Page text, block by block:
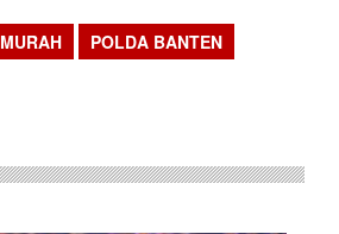
POLDA BANTEN